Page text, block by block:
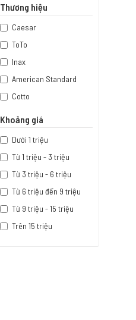
Thương hiệu
Caesar
ToTo
Inax
American Standard
Cotto
Khoảng giá
Dưới 1 triệu
Từ 1 triệu - 3 triệu
Từ 3 triệu - 6 triệu
Từ 6 triệu đến 9 triệu
Từ 9 triệu - 15 triệu
Trên 15 triệu